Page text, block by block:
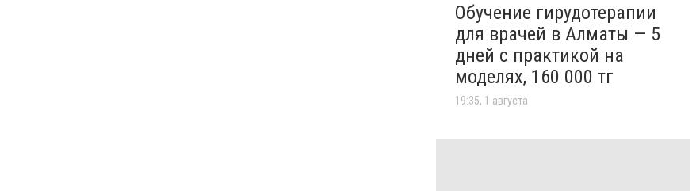
Обучение гирудотерапии
для врачей в Алматы — 5
дней с практикой на
моделях, 160 000 тг
19:35, 1 августа